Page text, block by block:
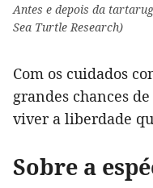
Antes e depois da
Sea Turtle Research)
Com os cuidados
grandes chances
viver a liberdade
Sobre a